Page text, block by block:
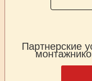
Партнерские